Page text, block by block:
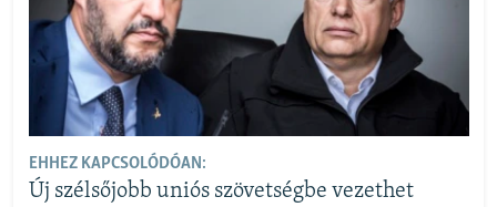
EHHEZ KAPCSOLÓDÓAN:
Új szélsőjobb uniós szövetségbe vezethet